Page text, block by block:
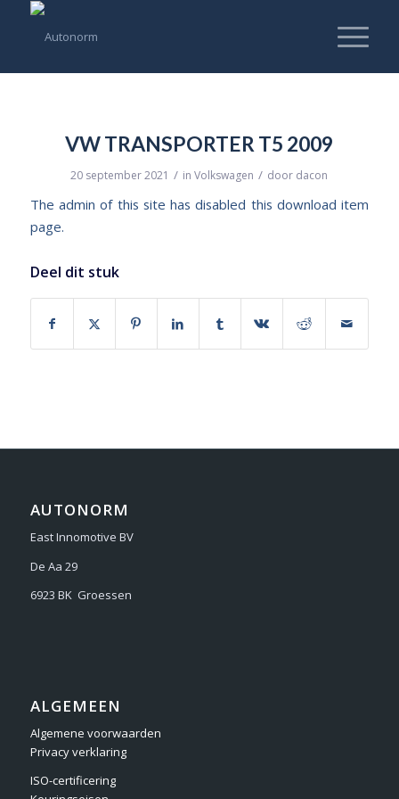
VW TRANSPORTER T5 2009
20 september 2021 / inVolkswagen / door dacon
The admin of this site has disabled this download item
page.
Deel dit stuk
AUTONORM
East Innomotive BV
De Aa 29
6923 BK Groessen
ALGEMEEN
Algemene voorwaarden
Privacy verklaring
ISO-certificering